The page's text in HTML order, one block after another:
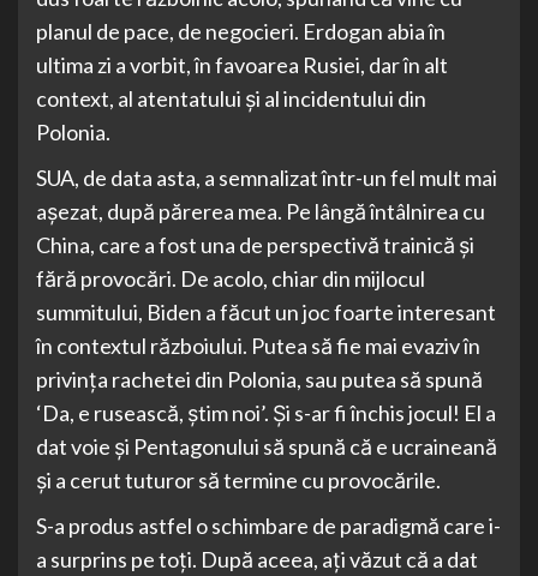
planul de pace, de negocieri. Erdogan abia în
ultima zi a vorbit, în favoarea Rusiei, dar în alt
context, al atentatului şi al incidentului din
Polonia.
SUA, de data asta, a semnalizat într-un fel mult mai
aşezat, după părerea mea. Pe lângă întâlnirea cu
China, care a fost una de perspectivă trainică şi
fără provocări. De acolo, chiar din mijlocul
summitului, Biden a făcut un joc foarte interesant
în contextul războiului. Putea să fie mai evaziv în
privinţa rachetei din Polonia, sau putea să spună
‘Da, e rusească, ştim noi’. Şi s-ar fi închis jocul! El a
dat voie şi Pentagonului să spună că e ucraineană
şi a cerut tuturor să termine cu provocările.
S-a produs astfel o schimbare de paradigmă care i-
a surprins pe toţi. După aceea, aţi văzut că a dat